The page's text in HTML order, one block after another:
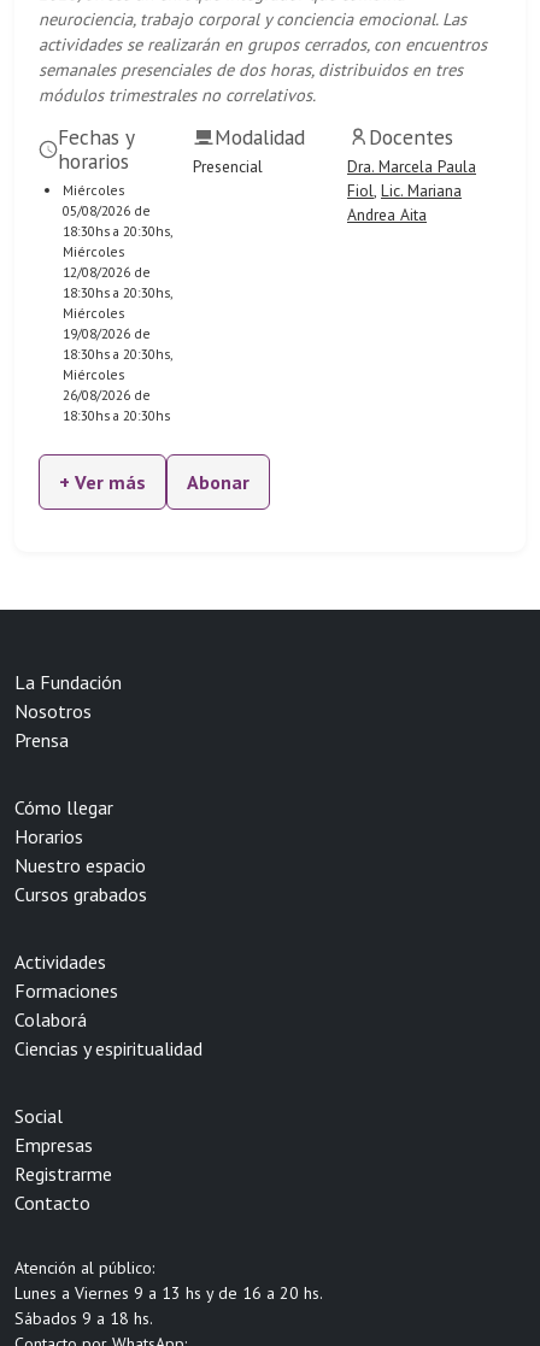
neurociencia, trabajo corporal y conciencia emocional. Las
actividades se realizarán en grupos cerrados, con encuentros
semanales presenciales de dos horas, distribuidos en tres
módulos trimestrales no correlativos.
Fechas y
horarios
Miércoles
05/08/2026 de
18:30hs a 20:30hs,
Miércoles
12/08/2026 de
18:30hs a 20:30hs,
Miércoles
19/08/2026 de
18:30hs a 20:30hs,
Miércoles
26/08/2026 de
18:30hs a 20:30hs
Modalidad
Presencial
Docentes
Dra. Marcela Paula
Fiol, Lic. Mariana
Andrea Aita
+ Ver más Abonar
La Fundación
Nosotros
Prensa
Cómo llegar
Horarios
Nuestro espacio
Cursos grabados
Actividades
Formaciones
Colaborá
Ciencias y espiritualidad
Social
Empresas
Registrarme
Contacto
Atención al público:
Lunes a Viernes 9 a 13 hs y de 16 a 20 hs.
Sábados 9 a 18 hs.